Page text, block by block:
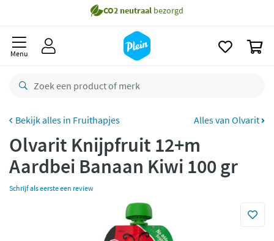
Gratisbezorging vanaf 35,- *
Bestelling uiterlijkzaterdag
retourneren
CO2 neutraal
Betaal met Klarna
Menu
Fruithapjes Alles van Olvarit
Olvarit Knijpfruit 12+m
Aardbei Banaan Kiwi 100 gr
Schrijf als eerste een review